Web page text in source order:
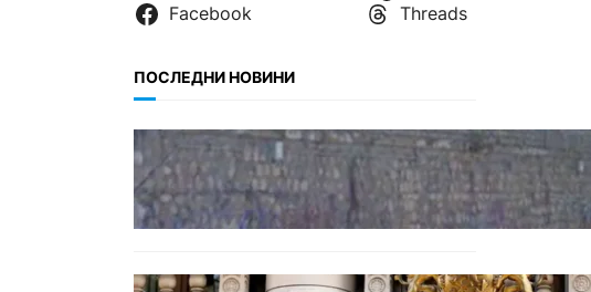
Facebook
Threads
ПОСЛЕДНИ НОВИНИ
БЪЛГАРИЯ
Ограничават движението
по улица „Вълноломна“ във
Варна
БЪЛГАРИЯ